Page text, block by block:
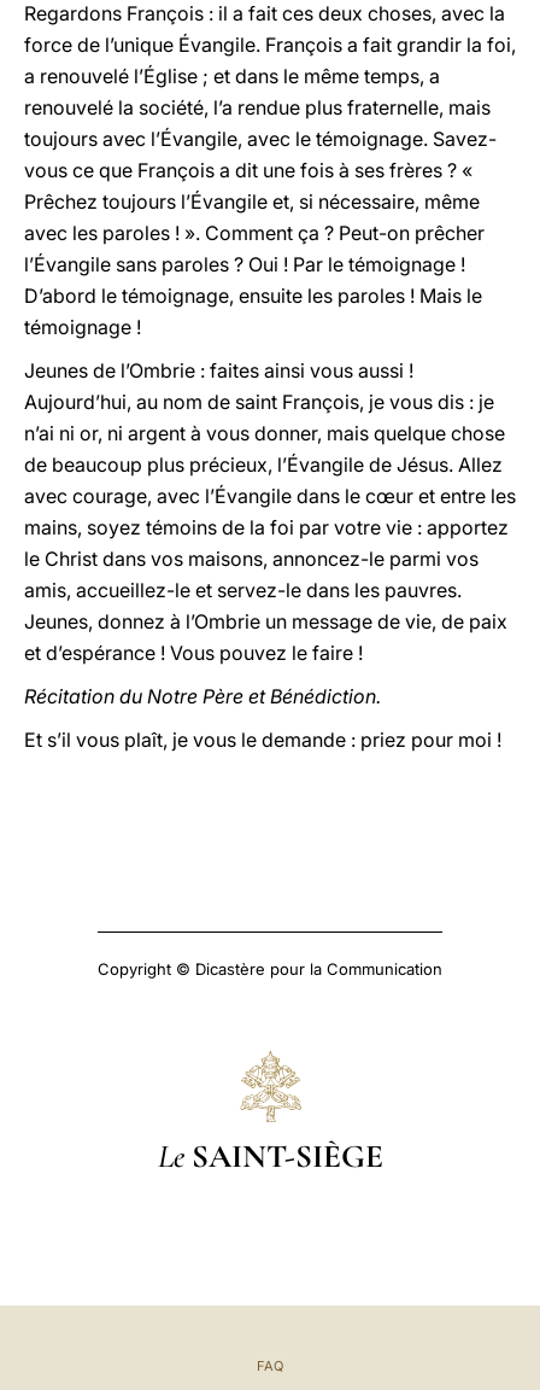
Regardons François : il a fait ces deux choses, avec la
force de l’unique Évangile. François a fait grandir la foi,
a renouvelé l’Église ; et dans le même temps, a
renouvelé la société, l’a rendue plus fraternelle, mais
toujours avec l’Évangile, avec le témoignage. Savez-
vous ce que François a dit une fois à ses frères ? «
Prêchez toujours l’Évangile et, si nécessaire, même
avec les paroles ! ». Comment ça ? Peut-on prêcher
l’Évangile sans paroles ? Oui ! Par le témoignage !
D’abord le témoignage, ensuite les paroles ! Mais le
témoignage !
Jeunes de l’Ombrie : faites ainsi vous aussi !
Aujourd’hui, au nom de saint François, je vous dis : je
n’ai ni or, ni argent à vous donner, mais quelque chose
de beaucoup plus précieux, l’Évangile de Jésus. Allez
avec courage, avec l’Évangile dans le cœur et entre les
mains, soyez témoins de la foi par votre vie : apportez
le Christ dans vos maisons, annoncez-le parmi vos
amis, accueillez-le et servez-le dans les pauvres.
Jeunes, donnez à l’Ombrie un message de vie, de paix
et d’espérance ! Vous pouvez le faire !
Récitation du Notre Père et Bénédiction.
Et s’il vous plaît, je vous le demande : priez pour moi !
Copyright © Dicastère pour la Communication
Le SAINT-SIÈGE
FAQ